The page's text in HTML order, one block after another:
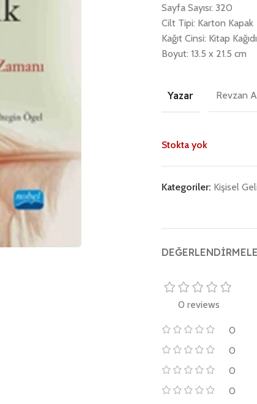
Sayfa Sayısı: 320
Cilt Tipi: Karton Kapak
Kağıt Cinsi: Kitap Kağıdı
Boyut: 13.5 x 21.5 cm
Yazar Revzan
Stokta yok
Kategoriler: Kişisel
0 reviews
0
0
0
0